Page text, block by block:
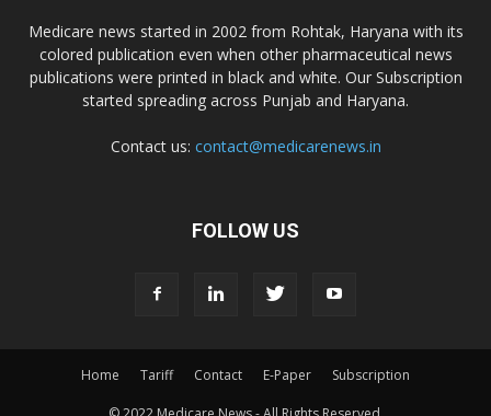
Domagk Smith Labs Pvt Ltd
Diya Healthcare Private Limited
Medicare news started in 2002 from Rohtak, Haryana with its
colored publication even when other pharmaceutical news
publications were printed in black and white. Our Subscription
started spreading across Punjab and Haryana.
Contact us: contact@medicarenews.in
FOLLOW US
Home Tariff Contact E-Paper Subscription